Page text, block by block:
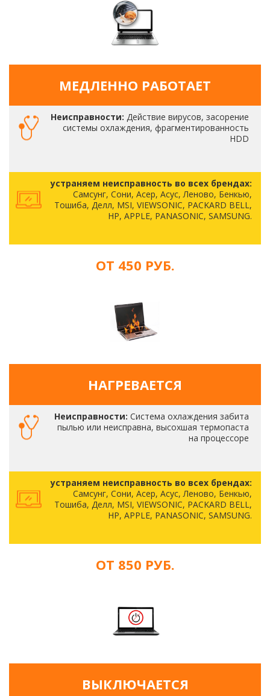
МЕДЛЕННО РАБОТАЕТ
Неисправности: Действие вирусов, засорение
системы охлаждения, фрагментированность
HDD
устраняем неисправность во всех брендах:
Самсунг, Сони, Асер, Асус, Леново, Бенкью,
Тошиба, Делл, MSI, VIEWSONIC, PACKARD BELL,
HP, APPLE, PANASONIC, SAMSUNG.
ОТ 450 РУБ.
НАГРЕВАЕТСЯ
Неисправности: Система охлаждения забита
пылью или неисправна, высохшая термопаста
на процессоре
устраняем неисправность во всех брендах:
Самсунг, Сони, Асер, Асус, Леново, Бенкью,
Тошиба, Делл, MSI, VIEWSONIC, PACKARD BELL,
HP, APPLE, PANASONIC, SAMSUNG.
ОТ 850 РУБ.
ВЫКЛЮЧАЕТСЯ